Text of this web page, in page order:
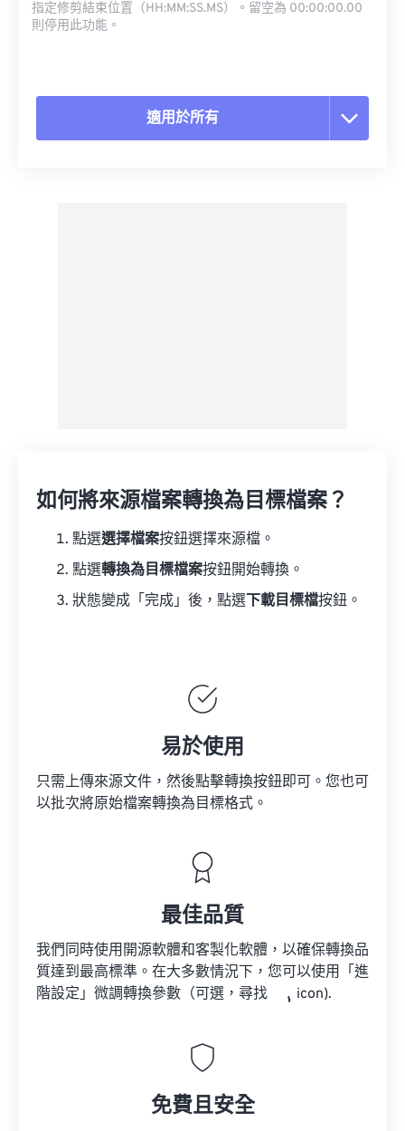
指定修剪結束位置（HH:MM:SS.MS）。留空為 00:00:00.00
則停用此功能。
適用於所有
如何將來源檔案轉換為目標檔案？
點選選擇檔案按鈕選擇來源檔。
點選轉換為目標檔案按鈕開始轉換。
狀態變成「完成」後，點選 下載目標檔按鈕。
易於使用
只需上傳來源文件，然後點擊轉換按鈕即可。您也可
以批次將原始檔案轉換為目標格式。
最佳品質
我們同時使用開源軟體和客製化軟體，以確保轉換品
質達到最高標準。在大多數情況下，您可以使用「進
階設定」微調轉換參數（可選，尋找
icon).
免費且安全